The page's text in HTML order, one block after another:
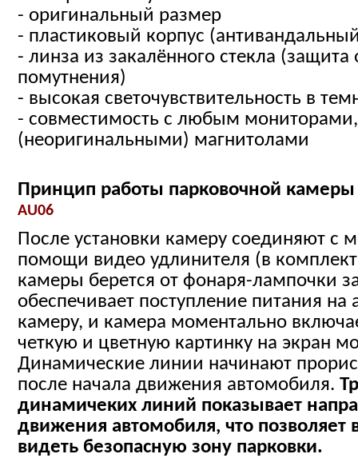
- оригинальный размер
- пластиковый корпус
- линза из закалённого стекла
помутнения)
- высокая светочувствительность в
- совместимость с любым
(неоригинальными) магнитолами
Принцип работы парковочной
AU06
После установки камеру соединяют с
помощи видео удлинителя (в
камеры берется от фонаря-лампочки
обеспечивает поступление питания
камеру, и камера моментально
четкую и цветную картинку на экран
Динамические линии начинают
после начала движения автомобиля.
динамичеких линий показывает
движения автомобиля, что позволяет
видеть безопасную зону парковки.